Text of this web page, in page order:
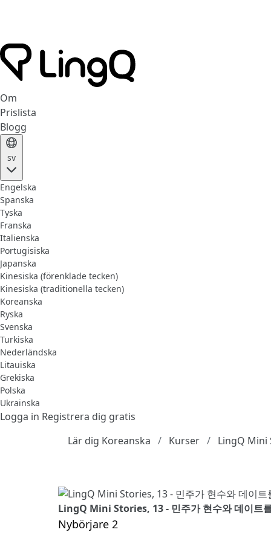
Om
Prislista
Blogg
sv
Engelska
Spanska
Tyska
Franska
Italienska
Portugisiska
Japanska
Kinesiska (förenklade tecken)
Kinesiska (traditionella tecken)
Koreanska
Ryska
Svenska
Turkiska
Nederländska
Litauiska
Grekiska
Polska
Ukrainska
Logga in Registrera dig gratis
Lär dig Koreanska
Kurser LingQ Mini
LingQ Mini Stories, 13 - 민주가 현수와 데이트
Nybörjare 2